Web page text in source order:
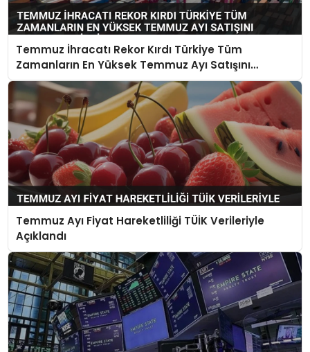
Temmuz İhracatı Rekor Kırdı Türkiye Tüm
Zamanların En Yüksek Temmuz Ayı Satışını
Gerçekleştirdi
Temmuz Ayı Fiyat Hareketliliği TÜİK Verileriyle
Açıklandı